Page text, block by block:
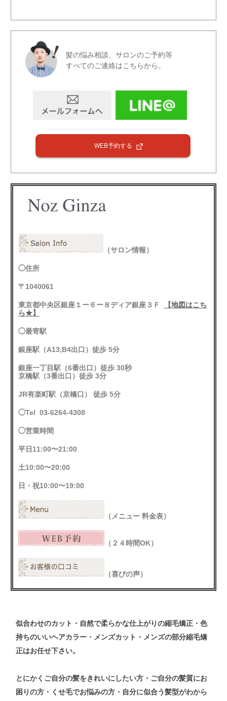
髪の悩み相談、サロンのご予約等
すべてのご連絡はこちらから。
WEB予約する
（サロン情報）
◯住所
〒1040061
東京都中央区銀座１ー６ー８ディア銀座３Ｆ
【地図はこち
ら★】
◯最寄駅
銀座駅（A13,B4出口）徒歩 5分
銀座一丁目駅（6番出口）徒歩 30秒
京橋駅（3番出口）徒歩 3分
JR有楽町駅（京橋口） 徒歩 5分
◯Tel 03-6264-4308
◯営業時間
平日11:00〜21:00
土10:00〜20:00
日・祝10:00〜19:00
（メニュー 料金表）
（２４時間OK）
（喜びの声）
似合わせのカット ・自然で柔らかな仕上がりの縮毛矯正・色
持ちのいいヘアカラー・メンズカット ・メンズの部分縮毛矯
正はお任せ下さい。
とにかくご自分の髪をきれいにしたい方・ご自分の髪質にお
困りの方・くせ毛でお悩みの方・自分に似合う髪型がわから